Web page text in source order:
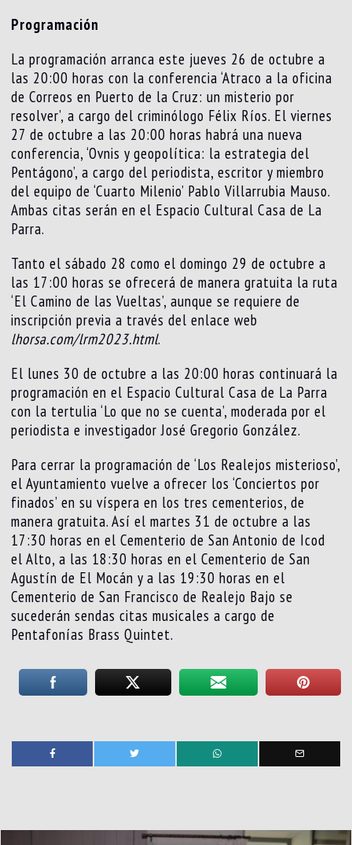
Programación
La programación arranca este jueves 26 de octubre a
las 20:00 horas con la conferencia ‘Atraco a la oficina
de Correos en Puerto de la Cruz: un misterio por
resolver’, a cargo del criminólogo Félix Ríos. El viernes
27 de octubre a las 20:00 horas habrá una nueva
conferencia, ‘Ovnis y geopolítica: la estrategia del
Pentágono’, a cargo del periodista, escritor y miembro
del equipo de ‘Cuarto Milenio’ Pablo Villarrubia Mauso.
Ambas citas serán en el Espacio Cultural Casa de La
Parra.
Tanto el sábado 28 como el domingo 29 de octubre a
las 17:00 horas se ofrecerá de manera gratuita la ruta
‘El Camino de las Vueltas’, aunque se requiere de
inscripción previa a través del enlace web
lhorsa.com/lrm2023.html.
El lunes 30 de octubre a las 20:00 horas continuará la
programación en el Espacio Cultural Casa de La Parra
con la tertulia ‘Lo que no se cuenta’, moderada por el
periodista e investigador José Gregorio González.
Para cerrar la programación de ‘Los Realejos misterioso’,
el Ayuntamiento vuelve a ofrecer los ‘Conciertos por
finados’ en su víspera en los tres cementerios, de
manera gratuita. Así el martes 31 de octubre a las
17:30 horas en el Cementerio de San Antonio de Icod
el Alto, a las 18:30 horas en el Cementerio de San
Agustín de El Mocán y a las 19:30 horas en el
Cementerio de San Francisco de Realejo Bajo se
sucederán sendas citas musicales a cargo de
Pentafonías Brass Quintet.